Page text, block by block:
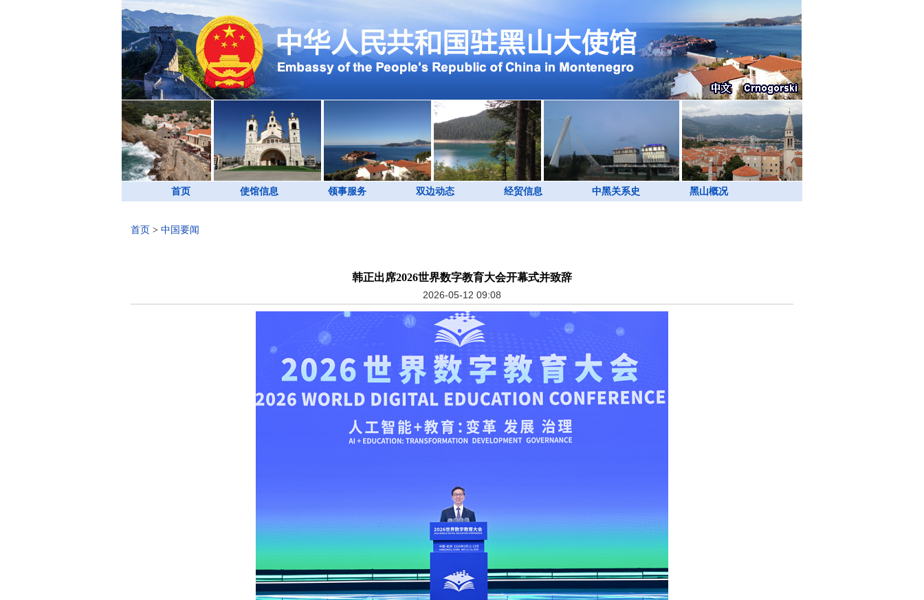
首页 使馆信息 领事服务 双边动态 经贸信息 中黑关系史 黑山概况
首页 > 中国要闻
韩正出席2026世界数字教育大会开幕式并致辞
2026-05-12 09:08